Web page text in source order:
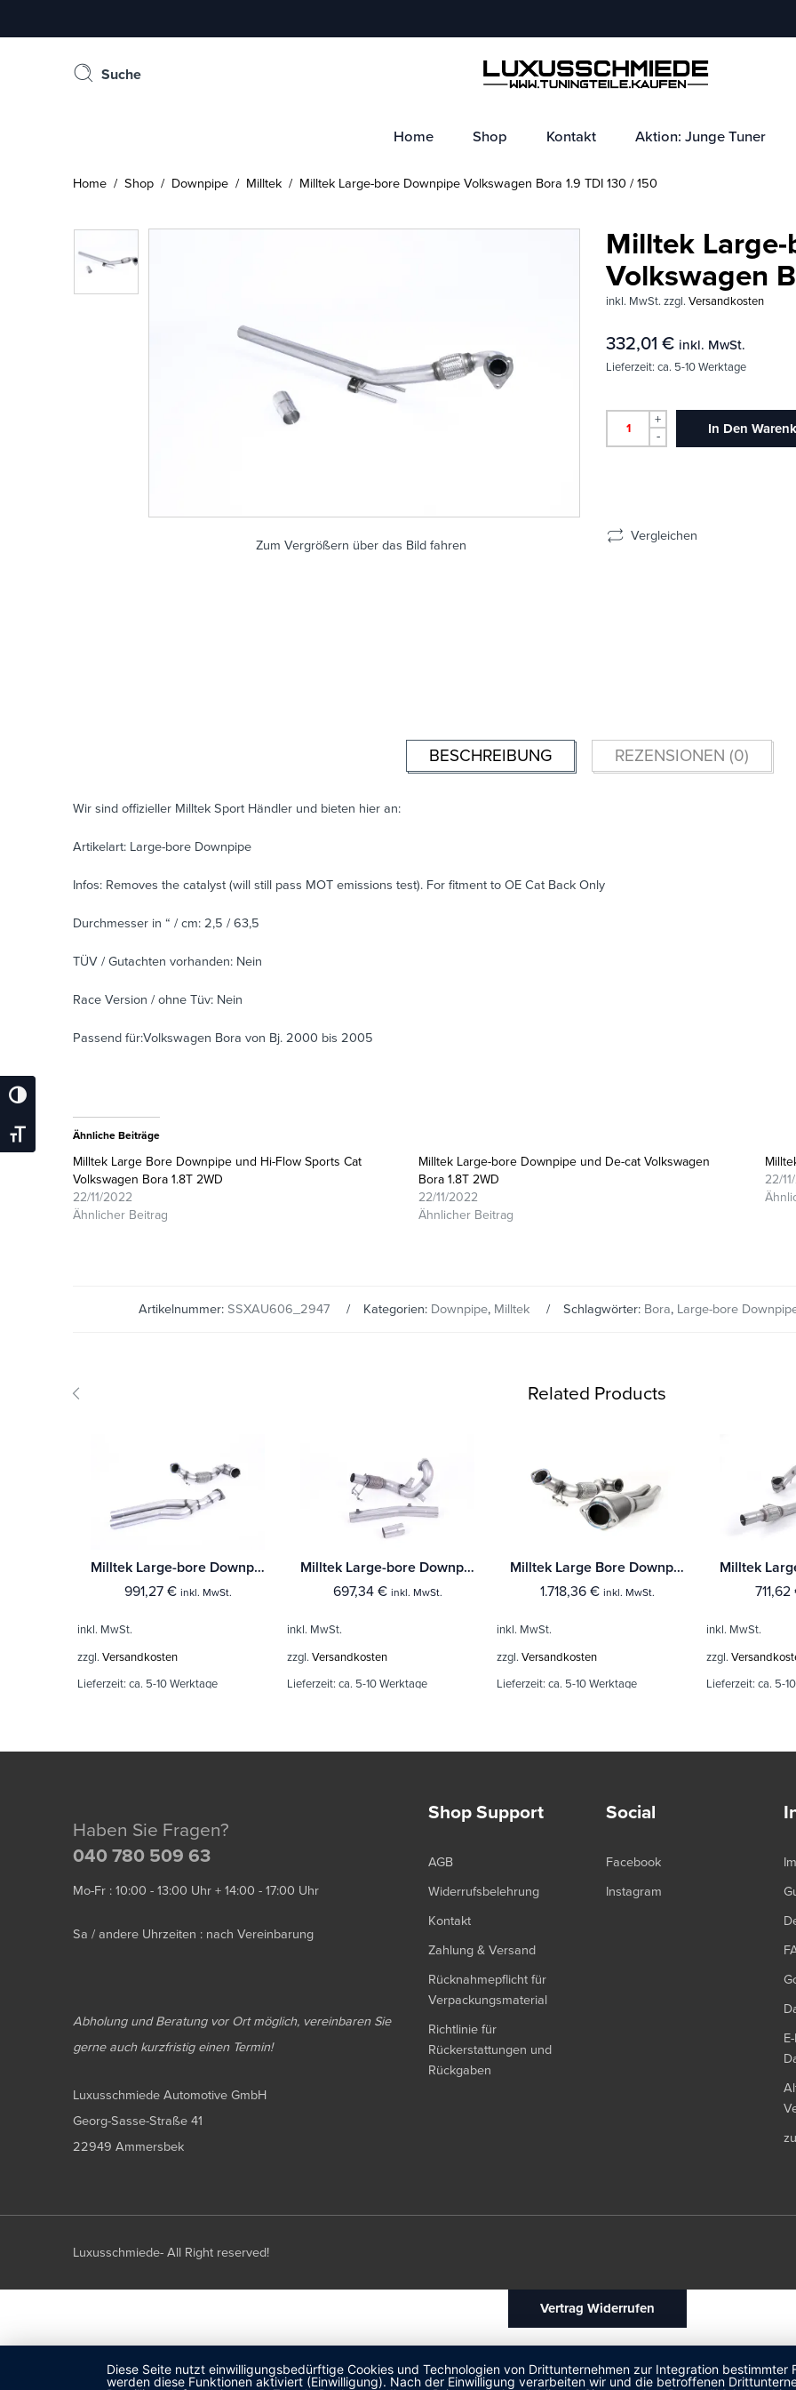
Umschalten Auf Hohe Kontraste
Schrift Vergrößern
Suche
Home Shop Kontakt Aktion: Junge Tuner
Home / Shop / Downpipe / Milltek / Milltek Large-bore Downpipe Volkswagen Bora 1.9 TDI 130 / 150
Zum Vergrößern über das Bild fahren
Milltek
Volkswagen
inkl. MwSt. zzgl. Versandkosten
332,01 € inkl. MwSt.
Lieferzeit: ca. 5-10 Werktage
+
-
In Den
Vergleichen
BESCHREIBUNG REZENSIONEN (0)
Wir sind offizieller Milltek Sport Händler und bieten hier an:
Artikelart: Large-bore Downpipe
Infos: Removes the catalyst (will still pass MOT emissions test). For fitment to OE Cat Back Only
Durchmesser in “ / cm: 2,5 / 63,5
TÜV / Gutachten vorhanden: Nein
Race Version / ohne Tüv: Nein
Passend für:Volkswagen Bora von Bj. 2000 bis 2005
Ähnliche Beiträge
Milltek Large Bore Downpipe und Hi-Flow Sports Cat
Volkswagen Bora 1.8T 2WD
22/11/2022
Ähnlicher Beitrag
Milltek Large-bore Downpipe und De-cat Volkswagen
Bora 1.8T 2WD
22/11/2022
Ähnlicher Beitrag
22/
Artikelnummer: SSXAU606_2947 Kategorien: Downpipe, Milltek Schlagwörter: Bora, Large-bore
Related Products
Milltek Large-bore Downpipe und De-cat Audi RS3 Limousine / Sedan 400PS (8V MQB) - Ohne-OPF/GPF Modelle
991,27 € inkl. MwSt.
inkl. MwSt.
zzgl. Versandkosten
Lieferzeit: ca. 5-10 Werktage
Milltek Large-bore Downpipe und De-cat Audi A1 40TFSI 5-Türer 2.0 (200PS) mit OPF/GPF
697,34 € inkl. MwSt.
inkl. MwSt.
zzgl. Versandkosten
Lieferzeit: ca. 5-10 Werktage
Milltek Large Bore Downpipe und Hi-Flow Sports Cat Audi RS3 Limousine / Sedan 400PS (8V MQB) - Ohne-OPF/GPF Modelle
1.718,36 € inkl. MwSt.
inkl. MwSt.
zzgl. Versandkosten
Lieferzeit: ca. 5-10 Werktage
711,62
inkl. MwSt.
zzgl.
Lieferzeit: ca. 5-
Haben Sie Fragen?
040 780 509 63
Mo-Fr : 10:00 - 13:00 Uhr + 14:00 - 17:00 Uhr
Sa / andere Uhrzeiten : nach Vereinbarung
Abholung und Beratung vor Ort möglich, vereinbaren Sie
gerne auch kurzfristig einen Termin!
Luxusschmiede Automotive GmbH
Georg-Sasse-Straße 41
22949 Ammersbek
Shop Support
AGB
Widerrufsbelehrung
Kontakt
Zahlung & Versand
Rücknahmepflicht für
Verpackungsmaterial
Richtlinie für
Rückerstattungen und
Rückgaben
Social
Facebook
Instagram
Luxusschmiede- All Right reserved!
Vertrag Widerrufen
Diese Seite nutzt einwilligungsbedürftige Cookies und Technologien von Drittunternehmen zur Integration
werden diese Funktionen aktiviert (Einwilligung). Nach der Einwilligung verarbeiten wir und die betroffenen